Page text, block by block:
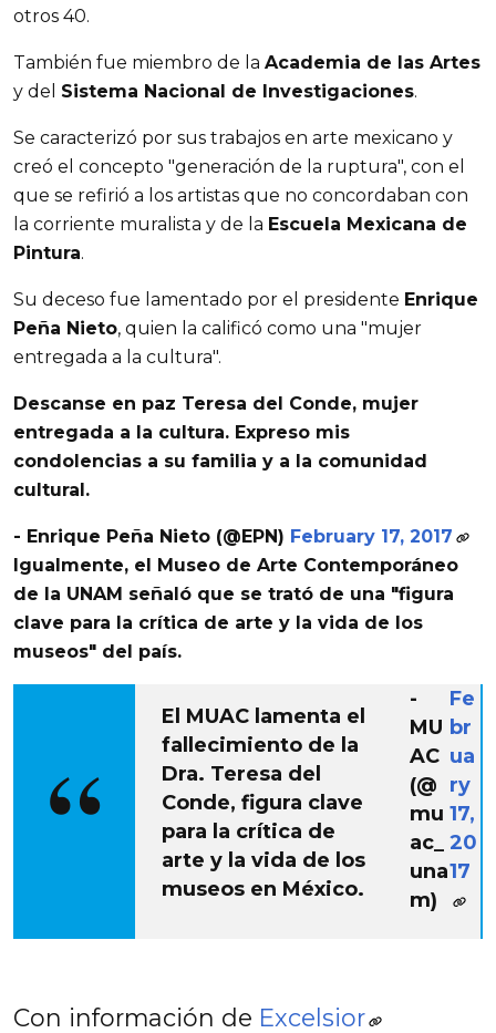
otros 40.
También fue miembro de la Academia de las Artes
y del Sistema Nacional de Investigaciones.
Se caracterizó por sus trabajos en arte mexicano y
creó el concepto "generación de la ruptura", con el
que se refirió a los artistas que no concordaban con
la corriente muralista y de la Escuela Mexicana de
Pintura.
Su deceso fue lamentado por el presidente Enrique
Peña Nieto, quien la calificó como una "mujer
entregada a la cultura".
Descanse en paz Teresa del Conde, mujer
entregada a la cultura. Expreso mis
condolencias a su familia y a la comunidad
cultural.
- Enrique Peña Nieto (@EPN) February 17, 2017
Igualmente, el
Museo de Arte Contemporáneo
de la UNAM señaló que se trató de una "figura
clave para la crítica de arte y la vida de los
museos" del país.
El MUAC lamenta el
fallecimiento de la
Dra. Teresa del
Conde, figura clave
para la crítica de
arte y la vida de los
museos en México.
-
MU
AC
(@
mu
ac_
una
m)
Fe
br
ua
ry
17,
20
17
Con información de Excelsior